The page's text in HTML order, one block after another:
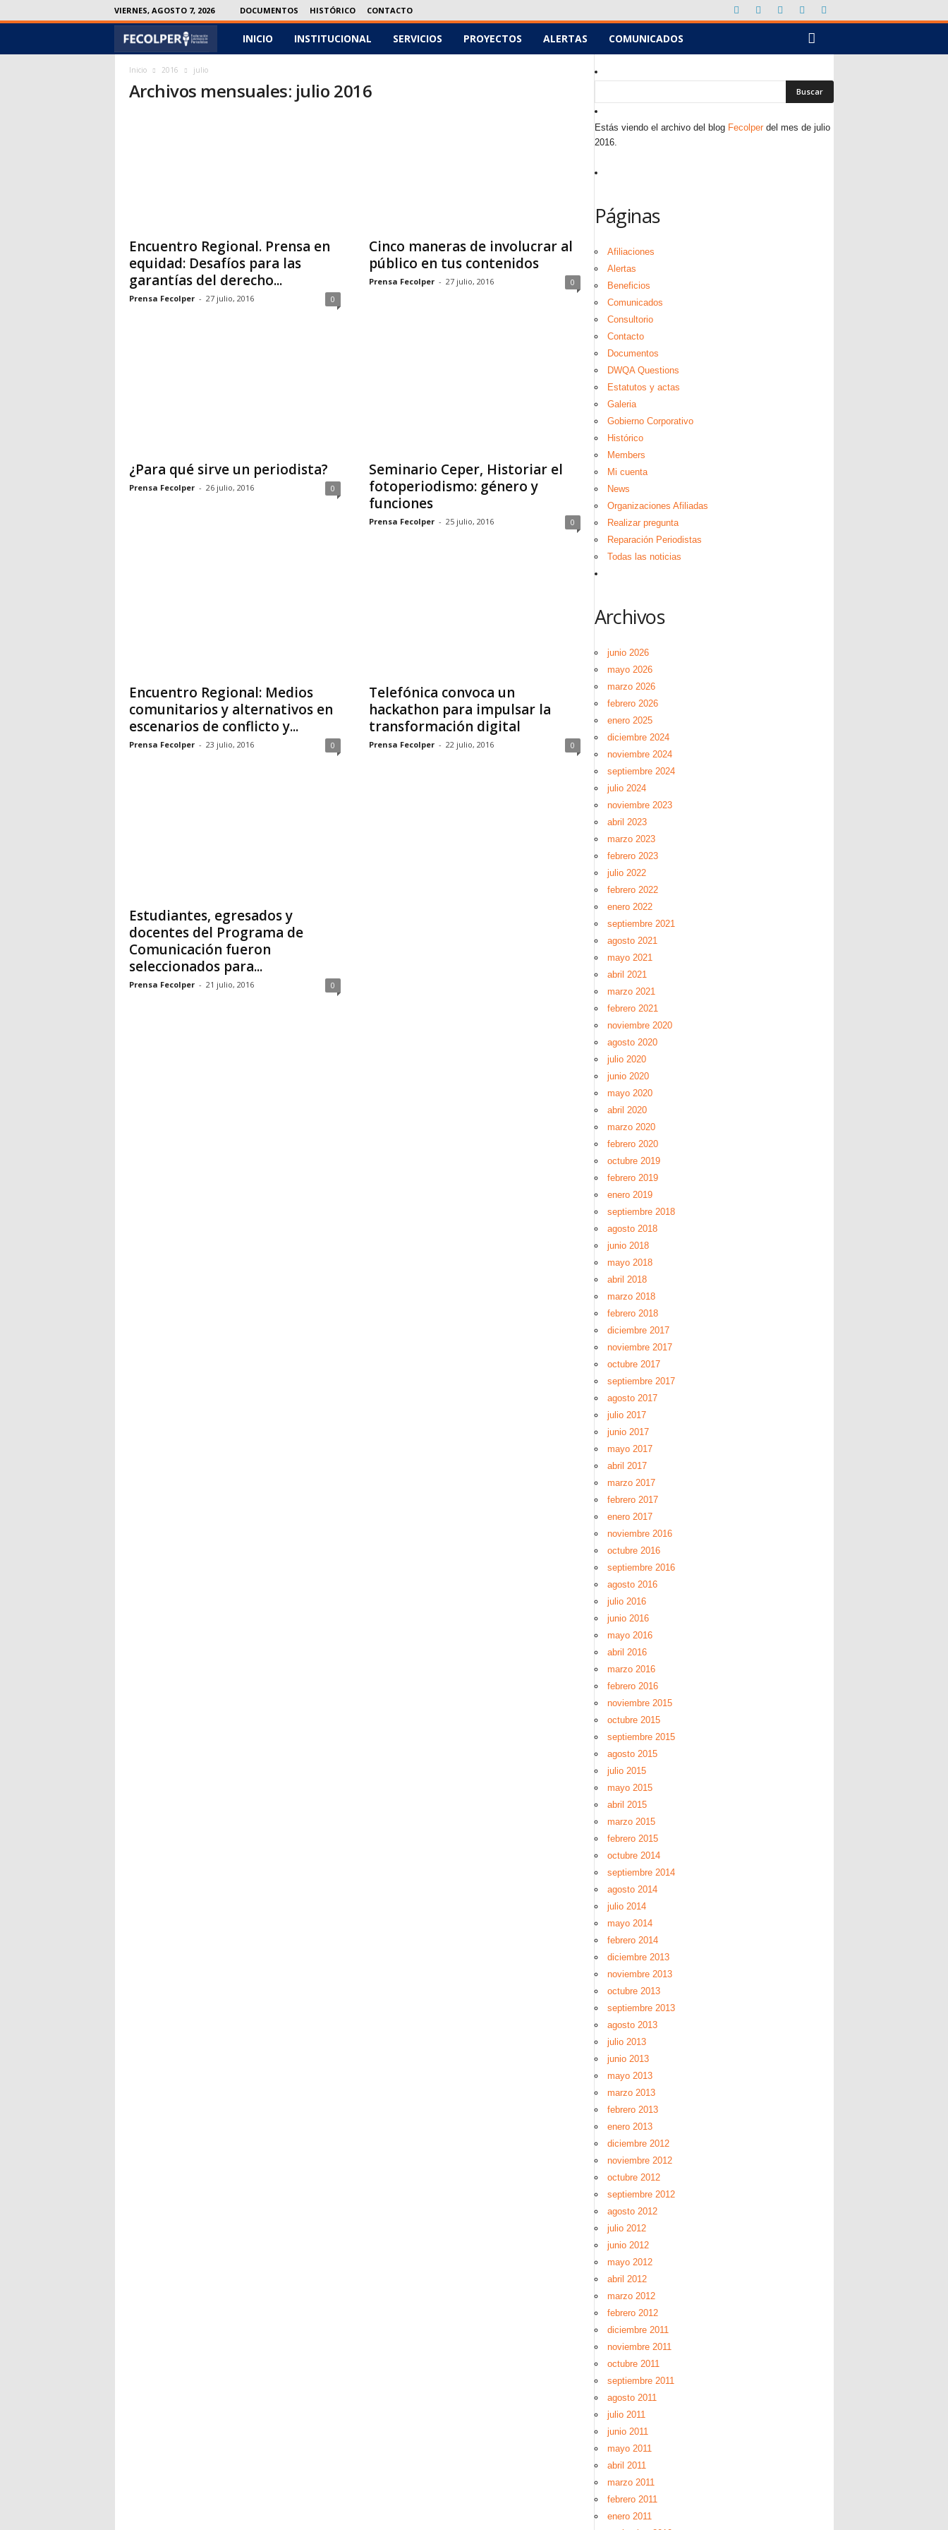
VIERNES, AGOSTO 7, 2026 DOCUMENTOS HISTÓRICO CONTACTO
c
r
INICIO INSTITUCIONAL SERVICIOS PROYECTOS ALERTAS COMUNICADOS
Inicio 2016 julio
Archivos mensuales: julio 2016
Encuentro Regional. Prensa en
equidad: Desafíos para las
garantías del derecho...
Prensa Fecolper - 27 julio, 2016 0
Cinco maneras de involucrar al
público en tus contenidos
Prensa Fecolper - 27 julio, 2016 0
¿Para qué sirve un periodista?
Prensa Fecolper - 26 julio, 2016 0
Seminario Ceper, Historiar el
fotoperiodismo: género y
funciones
Prensa Fecolper - 25 julio, 2016 0
Encuentro Regional: Medios
comunitarios y alternativos en
escenarios de conflicto y...
Prensa Fecolper - 23 julio, 2016 0
Telefónica convoca un
hackathon para impulsar la
transformación digital
Prensa Fecolper - 22 julio, 2016 0
Estudiantes, egresados y
docentes del Programa de
Comunicación fueron
seleccionados para...
Prensa Fecolper - 21 julio, 2016 0
Estás viendo el archivo del blog Fecolperdel mes de julio
2016.
Páginas
Afiliaciones
Alertas
Beneficios
Comunicados
Consultorio
Contacto
Documentos
DWQA Questions
Estatutos y actas
Galeria
Gobierno Corporativo
Histórico
Members
Mi cuenta
News
Organizaciones Afiliadas
Realizar pregunta
Reparación Periodistas
Todas las noticias
Archivos
junio 2026
mayo 2026
marzo 2026
febrero 2026
enero 2025
diciembre 2024
noviembre 2024
septiembre 2024
julio 2024
noviembre 2023
abril 2023
marzo 2023
febrero 2023
julio 2022
febrero 2022
enero 2022
septiembre 2021
agosto 2021
mayo 2021
abril 2021
marzo 2021
febrero 2021
noviembre 2020
agosto 2020
julio 2020
junio 2020
mayo 2020
abril 2020
marzo 2020
febrero 2020
octubre 2019
febrero 2019
enero 2019
septiembre 2018
agosto 2018
junio 2018
mayo 2018
abril 2018
marzo 2018
febrero 2018
diciembre 2017
noviembre 2017
octubre 2017
septiembre 2017
agosto 2017
julio 2017
junio 2017
mayo 2017
abril 2017
marzo 2017
febrero 2017
enero 2017
noviembre 2016
octubre 2016
septiembre 2016
agosto 2016
julio 2016
junio 2016
mayo 2016
abril 2016
marzo 2016
febrero 2016
noviembre 2015
octubre 2015
septiembre 2015
agosto 2015
julio 2015
mayo 2015
abril 2015
marzo 2015
febrero 2015
octubre 2014
septiembre 2014
agosto 2014
julio 2014
mayo 2014
febrero 2014
diciembre 2013
noviembre 2013
octubre 2013
septiembre 2013
agosto 2013
julio 2013
junio 2013
mayo 2013
marzo 2013
febrero 2013
enero 2013
diciembre 2012
noviembre 2012
octubre 2012
septiembre 2012
agosto 2012
julio 2012
junio 2012
mayo 2012
abril 2012
marzo 2012
febrero 2012
diciembre 2011
noviembre 2011
octubre 2011
septiembre 2011
agosto 2011
julio 2011
junio 2011
mayo 2011
abril 2011
marzo 2011
febrero 2011
enero 2011